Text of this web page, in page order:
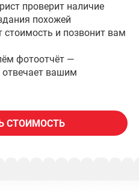
проверит наличие
похожей
стоимость и позвонит вам
фотоотчёт —
отвечает вашим
СТОИМОСТЬ